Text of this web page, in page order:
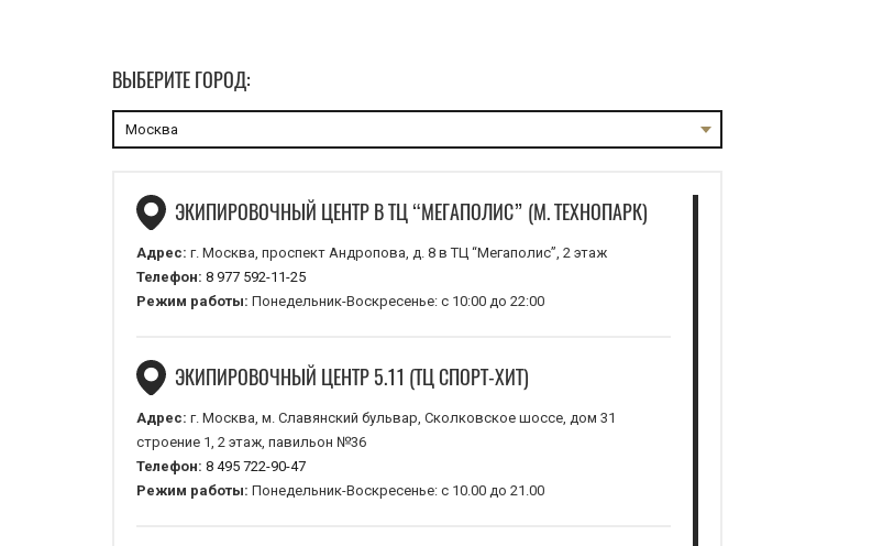
ВЫБЕРИТЕ ГОРОД:
Москва
ЭКИПИРОВОЧНЫЙ ЦЕНТР В ТЦ “МЕГАПОЛИС” (М. ТЕХНОПАРК)
Адрес: г. Москва, проспект Андропова, д. 8 в ТЦ “Мегаполис”, 2 этаж
Телефон: 8 977 592-11-25
Режим работы: Понедельник-Воскресенье: с 10:00 до 22:00
ЭКИПИРОВОЧНЫЙ ЦЕНТР 5.11 (ТЦ СПОРТ-ХИТ)
Адрес: г. Москва, м. Славянский бульвар, Сколковское шоссе, дом 31
строение 1, 2 этаж, павильон №36
Телефон: 8 495 722-90-47
Режим работы: Понедельник-Воскресенье: с 10.00 до 21.00